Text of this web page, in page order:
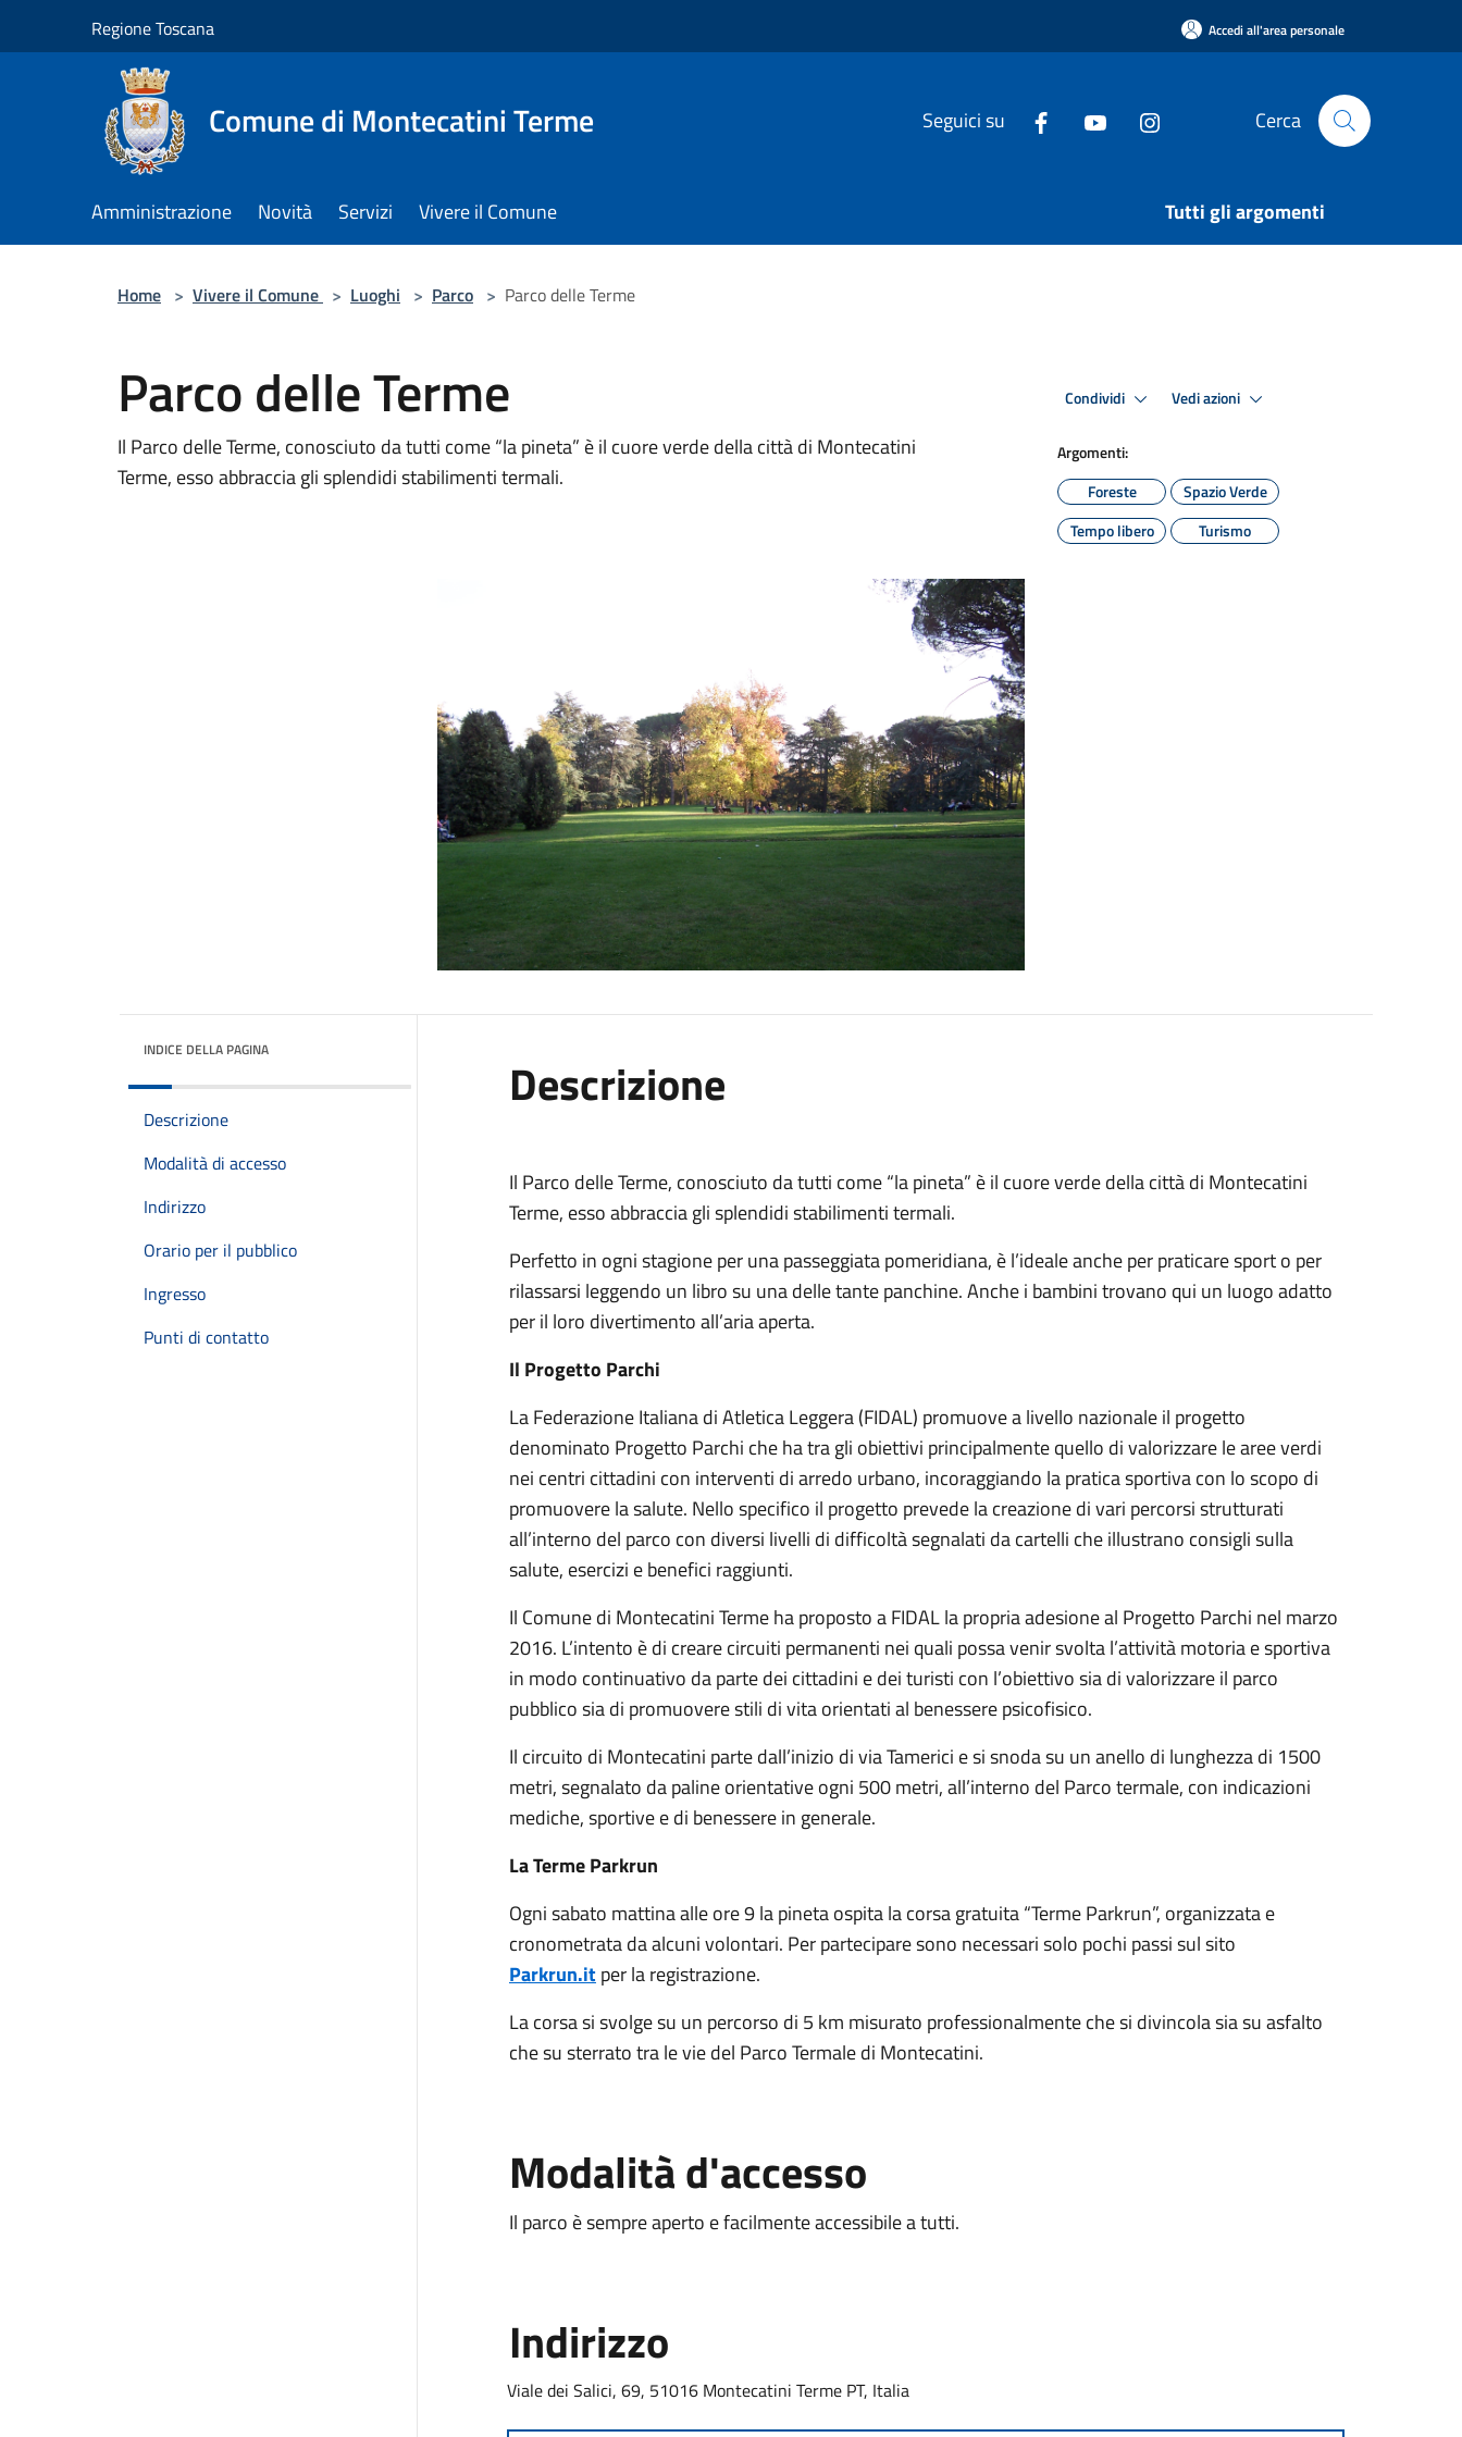
Regione Toscana Accedi all'area personale
Comune di Montecatini Terme Seguici su Cerca
Amministrazione Novità Servizi Vivere il Comune Tutti gli argomenti
Home > Vivere il Comune > Luoghi > Parco > Parco delle Terme
Parco delle Terme
Il Parco delle Terme, conosciuto da tutti come “la pineta” è il cuore verde della città di Montecatini
Terme, esso abbraccia gli splendidi stabilimenti termali.
Condividi Vedi azioni
Argomenti:
Foreste
Spazio Verde
Tempo libero
Turismo
INDICE DELLA PAGINA
Descrizione
Modalità di accesso
Indirizzo
Orario per il pubblico
Ingresso
Punti di contatto
Descrizione
Il Parco delle Terme, conosciuto da tutti come “la pineta” è il cuore verde della città di Montecatini
Terme, esso abbraccia gli splendidi stabilimenti termali.
Perfetto in ogni stagione per una passeggiata pomeridiana, è l’ideale anche per praticare sport o per
rilassarsi leggendo un libro su una delle tante panchine. Anche i bambini trovano qui un luogo adatto
per il loro divertimento all’aria aperta.
Il Progetto Parchi
La Federazione Italiana di Atletica Leggera (FIDAL) promuove a livello nazionale il progetto
denominato Progetto Parchi che ha tra gli obiettivi principalmente quello di valorizzare le aree verdi
nei centri cittadini con interventi di arredo urbano, incoraggiando la pratica sportiva con lo scopo di
promuovere la salute. Nello specifico il progetto prevede la creazione di vari percorsi strutturati
all’interno del parco con diversi livelli di difficoltà segnalati da cartelli che illustrano consigli sulla
salute, esercizi e benefici raggiunti.
Il Comune di Montecatini Terme ha proposto a FIDAL la propria adesione al Progetto Parchi nel marzo
2016. L’intento è di creare circuiti permanenti nei quali possa venir svolta l’attività motoria e sportiva
in modo continuativo da parte dei cittadini e dei turisti con l’obiettivo sia di valorizzare il parco
pubblico sia di promuovere stili di vita orientati al benessere psicofisico.
Il circuito di Montecatini parte dall’inizio di via Tamerici e si snoda su un anello di lunghezza di 1500
metri, segnalato da paline orientative ogni 500 metri, all’interno del Parco termale, con indicazioni
mediche, sportive e di benessere in generale.
La Terme Parkrun
Ogni sabato mattina alle ore 9 la pineta ospita la corsa gratuita “Terme Parkrun”, organizzata e
cronometrata da alcuni volontari. Per partecipare sono necessari solo pochi passi sul sito
Parkrun.itper la registrazione.
La corsa si svolge su un percorso di 5 km misurato professionalmente che si divincola sia su asfalto
che su sterrato tra le vie del Parco Termale di Montecatini.
Modalità d'accesso
Il parco è sempre aperto e facilmente accessibile a tutti.
Indirizzo
Viale dei Salici, 69, 51016 Montecatini Terme PT, Italia